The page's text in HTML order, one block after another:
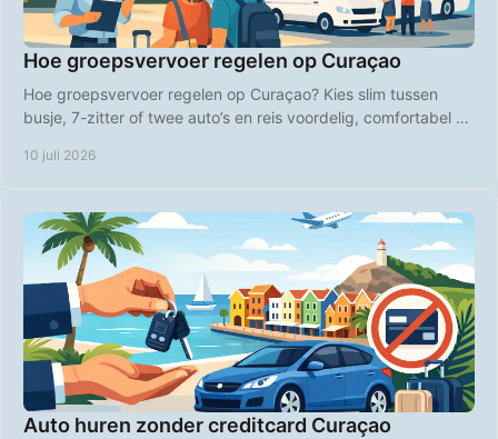
Hoe groepsvervoer regelen op Curaçao
Hoe groepsvervoer regelen op Curaçao? Kies slim tussen
busje, 7-zitter of twee auto’s en reis voordelig, comfortabel en
10 juli 2026
Auto huren zonder creditcard Curaçao